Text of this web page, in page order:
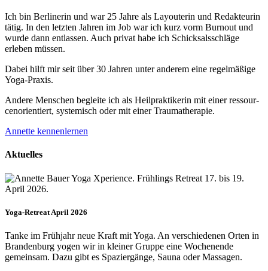
Ich bin Berlinerin und war 25 Jahre als Layouterin und Redak­teurin
tätig. In den letzten Jahren im Job war ich kurz vorm Burnout und
wurde dann ent­lassen. Auch privat habe ich Schick­sals­schläge
erleben müssen.
Dabei hilft mir seit über 30 Jahren unter anderem eine regelmäßige
Yoga-Praxis.
Andere Menschen begleite ich als Heil­prakti­kerin mit einer ressour­
cenorien­tiert, systemisch oder mit einer Trauma­therapie.
Annette kennenlernen
Aktuelles
Yoga-Retreat April 2026
Tanke im Frühjahr neue Kraft mit Yoga. An verschiedenen Orten in
Brandenburg yogen wir in kleiner Gruppe eine Wochenende
gemeinsam. Dazu gibt es Spaziergänge, Sauna oder Massagen.